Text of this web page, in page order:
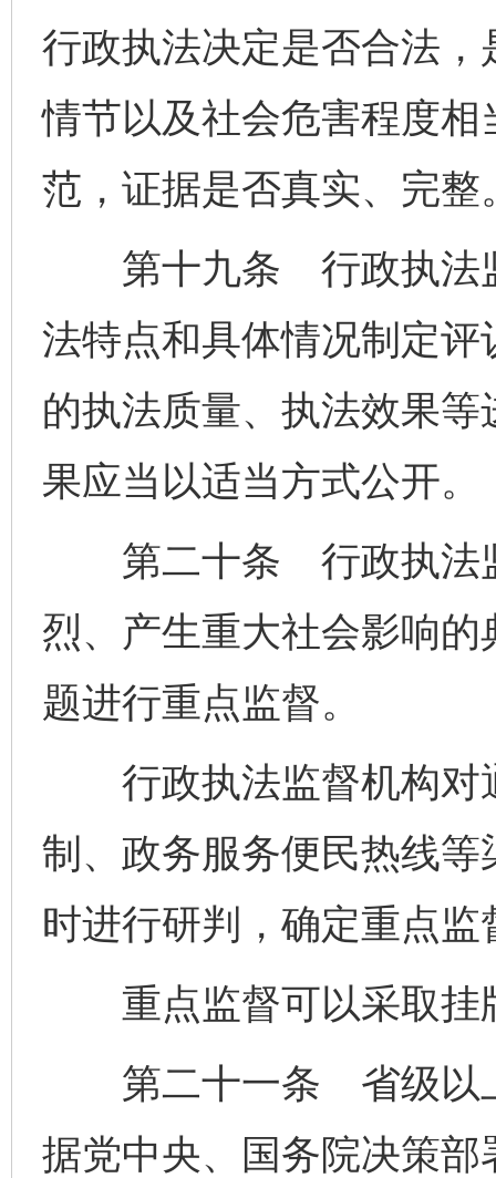
行政执法决定是否合法
情节以及社会危害程度
范，证据是否真实、完整
第十九条 行政执法监
法特点和具体情况制定
的执法质量、执法效果
果应当以适当方式公开。
第二十条 行政执法监
烈、产生重大社会影响
题进行重点监督。
行政执法监督机构对
制、政务服务便民热线
时进行研判，确定重点监
重点监督可以采取挂
第二十一条 省级以上
据党中央、国务院决策